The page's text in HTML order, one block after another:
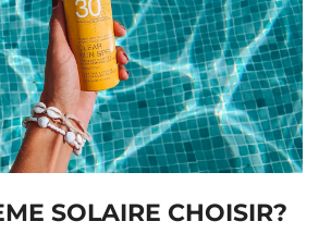
SOLAIRE CHOISIR?